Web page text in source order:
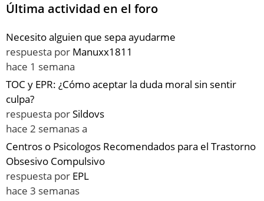
Última actividad en el foro
Necesito alguien que sepa ayudarme
respuesta por Manuxx1811
hace 1 semana
TOC y EPR: ¿Cómo aceptar la duda moral sin sentir
culpa?
respuesta porSildovs
hace 2 semanas a
Centros o Psicologos Recomendados para el Trastorno
Obsesivo Compulsivo
respuesta por EPL
hace 3 semanas